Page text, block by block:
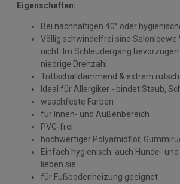
Eigenschaften:
Bei nachhaltigen 40° oder
Völlig schwindelfrei sind Salonloewe
nicht: Im Schleudergang
niedrige Drehzahl.
Trittschalldämmend & extrem
Ideal für Allergiker - bindet Staub,
waschfeste Farben
für Innen- und Außenbereich
PVC-frei
hochwertiger Polyamidflor,
Einfach hygienisch: auch Hunde-
lieben sie
für Fußbodenheizung geeignet